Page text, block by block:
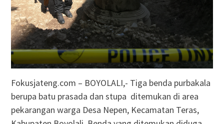
Fokusjateng.com – BOYOLALI,- Tiga benda purbakala
berupa batu prasada dan stupa ditemukan di area
pekarangan warga Desa Nepen, Kecamatan Teras,